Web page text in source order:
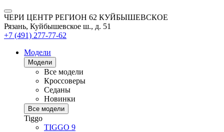
ЧЕРИ ЦЕНТР РЕГИОН 62 КУЙБЫШЕВСКОЕ
Рязань, Куйбышевское ш., д. 51
+7 (491) 277-77-62
Модели
Модели
Все модели
Кроссоверы
Седаны
Новинки
Все модели
Tiggo
TIGGO 9